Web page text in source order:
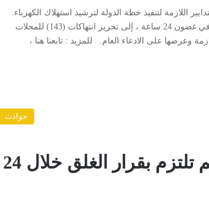
اللازمة لتنفيذ خطة الدولة لترشيد استهلاك الكهرباء.
أسفرت جهود وزارة الوكالات الداخلية على مستوى الجمهورية ، في غضون 24 ساعة ، إلى تحرير انتهاكات (143) للمحلات
وعرضها على الادعاء العام. للمزيد : تابعنا هنا ،
حوادث
تحرير “148” مخالفة لمحلات لم تلتزم بقرار الغلق خلال 24